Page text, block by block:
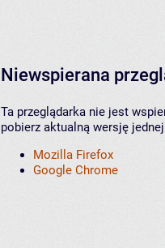
Niewspierana
Ta przeglądarka nie jest
pobierz aktualną wersję
Mozilla Firefox
Google Chrome